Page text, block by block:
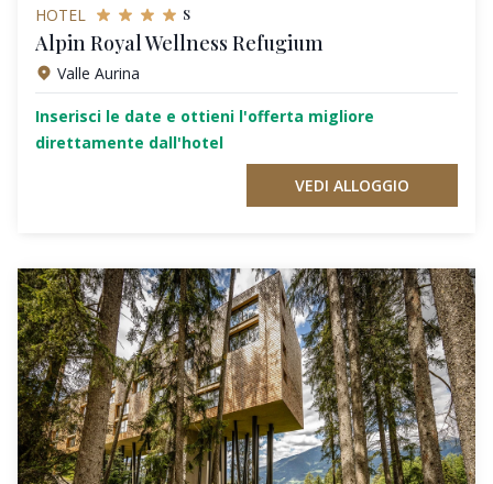
HOTEL s
Alpin Royal Wellness Refugium
Valle Aurina
Inserisci le date e ottieni l'offerta migliore
direttamente dall'hotel
VEDI ALLOGGIO